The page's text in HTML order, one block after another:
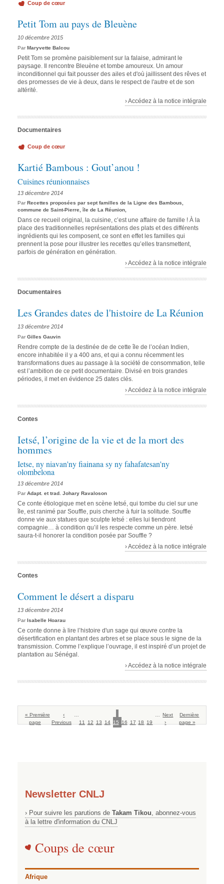
Coup de cœur
Petit Tom au pays de Bleuène
10 décembre 2015
ParMaryvette Balcou
Petit Tom se promène paisiblement sur la falaise, admirant le
paysage. Il rencontre Bleuène et tombe amoureux. Un amour
inconditionnel qui fait pousser des ailes et d'où jaillissent des rêves et
des promesses de vie à deux, dans le respect de l'autre et de son
altérité.
› Accédez à la notice intégrale
Documentaires
Coup de cœur
Kartié Bambous : Gout’anou !
Cuisines réunionnaises
13 décembre 2014
ParRecettes proposées par sept familles de la Ligne des Bambous,
commune de Saint-Pierre, île de La Réunion,
Dans ce recueil original, la cuisine, c’est une affaire de famille ! À la
place des traditionnelles représentations des plats et des différents
ingrédients qui les composent, ce sont en effet les familles qui
prennent la pose pour illustrer les recettes qu’elles transmettent,
parfois de génération en génération.
› Accédez à la notice intégrale
Documentaires
Les Grandes dates de l'histoire de La Réunion
13 décembre 2014
ParGilles Gauvin
Rendre compte de la destinée de de cette île de l’océan Indien,
encore inhabitée il y a 400 ans, et qui a connu récemment les
transformations dues au passage à la société de consommation, telle
est l’ambition de ce petit documentaire. Divisé en trois grandes
périodes, il met en évidence 25 dates clés.
› Accédez à la notice intégrale
Contes
Ietsé, l’origine de la vie et de la mort des
hommes
Ietse, ny niavan'ny fiainana sy ny fahafatesan'ny
olombelona
13 décembre 2014
ParAdapt. et trad. Johary Ravaloson
Ce conte étiologique met en scène Ietsé, qui tombe du ciel sur une
île, est ranimé par Souffle, puis cherche à fuir la solitude. Souffle
donne vie aux statues que sculpte Ietsé : elles lui tiendront
compagnie… à condition qu’il les respecte comme un père. Ietsé
saura-t-il honorer la condition posée par Souffle ?
› Accédez à la notice intégrale
Contes
Comment le désert a disparu
13 décembre 2014
ParIsabelle Hoarau
Ce conte donne à lire l’histoire d'un sage qui œuvre contre la
désertification en plantant des arbres et se place sous le signe de la
transmission. Comme l’explique l’ouvrage, il est inspiré d’un projet de
plantation au Sénégal.
› Accédez à la notice intégrale
Pagination
Première
page
« Première
page
Page
précédente
‹
Previous
11
12
13
14
courante
15
16
17 18
Page
19
Page
suivante
Next
›
Dernière
page
Dernière
page »
Newsletter CNLJ
› Pour suivre les parutions de Takam Tikou , abonnez-vous
à la lettre d'information du CNLJ
Coups de cœur
Afrique